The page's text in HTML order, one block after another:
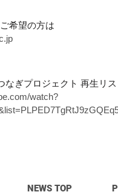
希望の方は
なぎプロジェクト 再生リス
watch?
NEWS TOP